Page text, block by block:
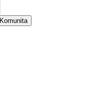
Komunita